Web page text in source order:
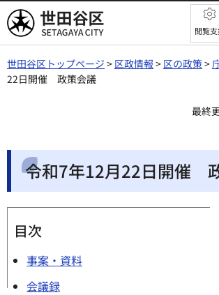
世田谷区 閲覧
世田谷区トップページ > 区政情報 > 区の政策>
22日開催 政策会議
最終
令和7年12月22日開催
目次
事案・資料
会議録